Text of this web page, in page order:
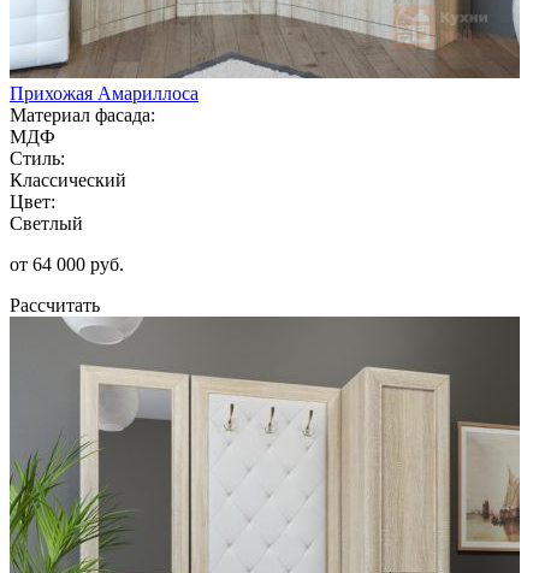
Прихожая Амариллоса
Материал фасада:
МДФ
Стиль:
Классический
Цвет:
Светлый
от 64 000 руб.
Рассчитать